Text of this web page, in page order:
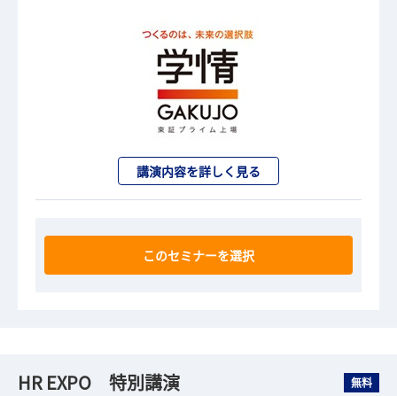
講演内容を詳しく見る
このセミナーを選択
HR EXPO 特別講演 無料